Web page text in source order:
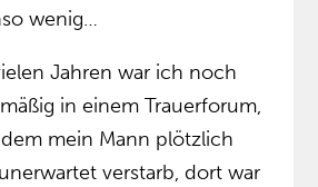
wenig…
Jahren war ich noch
in einem Trauerforum,
mein Mann plötzlich
verstarb, dort war